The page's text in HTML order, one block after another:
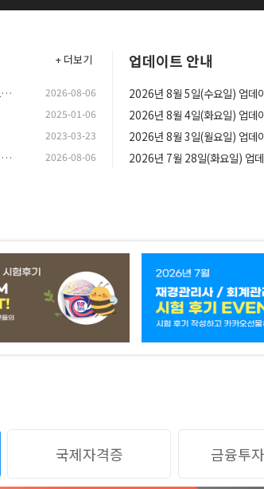
+ 더보기
[공지] 이패스코리아 무역자격증-이패스관세사 사이트... 2026-08-06
2025-01-06
2023-03-23
택배 없는 날 및 광복절 대체 휴일 (8월 14일,... 2026-08-06
업데이트 안내
2026년 8월 5일(수요일) 업데
2026년 8월 4일(화요일) 업데
2026년 8월 3일(월요일) 업데
2026년 7월 28일(화요일) 업
국제자격증 금융투